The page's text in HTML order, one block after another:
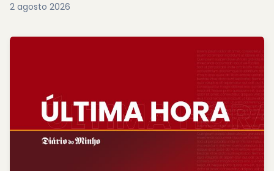
2 agosto 2026